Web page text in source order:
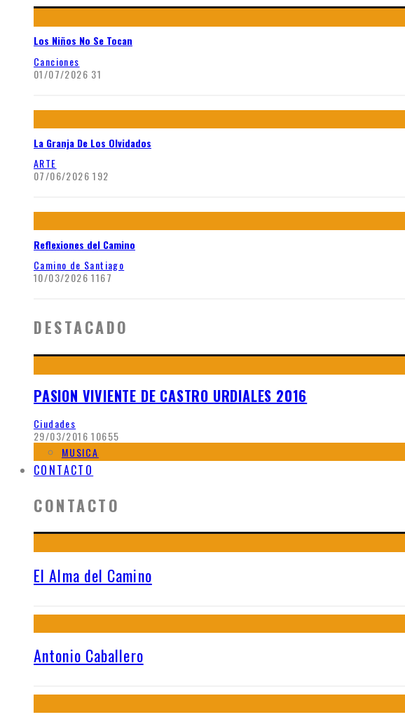
Los Niños No Se Tocan
Canciones
01/07/2026 31
La Granja De Los Olvidados
ARTE
07/06/2026 192
Reflexiones del Camino
Camino de Santiago
10/03/2026 1167
DESTACADO
PASION VIVIENTE DE CASTRO URDIALES 2016
Ciudades
29/03/2016 10655
MUSICA
CONTACTO
CONTACTO
El Alma del Camino
Antonio Caballero